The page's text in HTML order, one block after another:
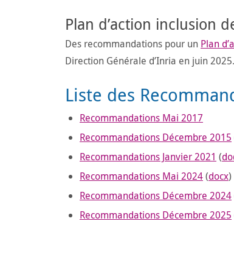
Plan d’action inclusion
Des recommandations pour un Plan
Direction Générale d’Inria en juin 2025.
Liste des
Recommandations Mai 2017
Recommandations Décembre 2015
Recommandations Janvier 2021 (
Recommandations Mai 2024(docx)
Recommandations Décembre 2024
Recommandations Décembre 2025